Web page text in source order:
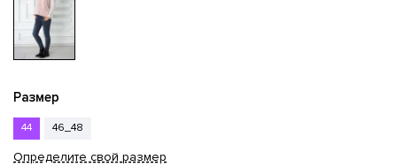
Размер
44 46_48
Определите свой размер